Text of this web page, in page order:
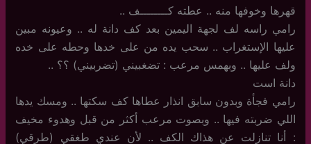
قهرها وخوفها منه .. عطته كــــــــف ..
رامي راسه لف لجهة اليمين بعد كف دانة له .. وعيونه مبين
عليها الإستغراب .. سحب يده من على خدها وحطه على خده
ولف عليها .. وبهمس مرعب : تضغبيني (تضربيني) ؟؟ ..
دانة است
رامي فجأة وبدون سابق انذار عطاها كف سكتها .. ومسك يدها
اللي ضربته فيها .. وبصوت مرعب أكثر من قبل وهدوء مخيف
: أنا تنازلت عن هذاك الكف .. لأن عندي طغقي (طرقي)